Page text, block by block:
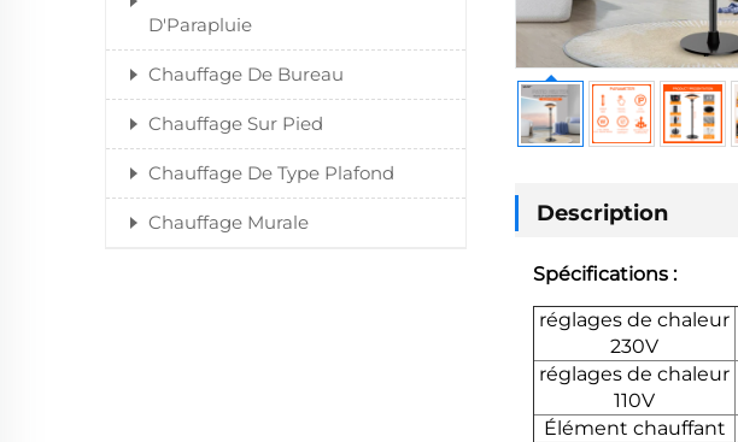
D'Parapluie
Chauffage De Bureau
Chauffage Sur Pied
Chauffage De Type Plafond
Chauffage Murale Description
Spécifications :
réglages de chaleur
230V
réglages de chaleur
110V
Élément chauffant